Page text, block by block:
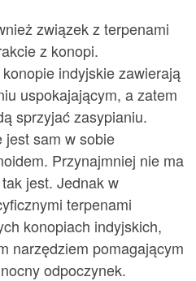
związek z terpenami
z konopi.
indyjskie zawierają
uspokajającym, a zatem
sprzyjać zasypianiu.
jest sam w sobie
Przynajmniej nie ma
jest. Jednak w
terpenami
konopiach indyjskich,
narzędziem pomagającym
odpoczynek.